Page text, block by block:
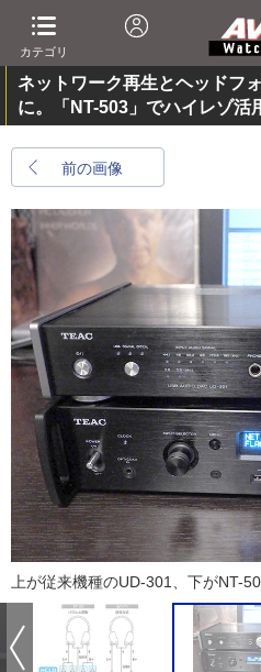
カテゴリ
ネットワーク再生とヘッドフ
に。「NT-503」でハイレゾ活
前の画像
上が従来機種のUD-301、下がNT-